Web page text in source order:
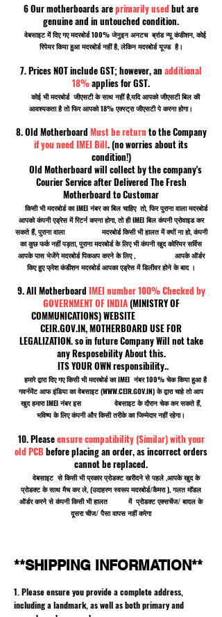
6 Our motherboards areprimarily used but are
genuine and in untouched condition.
वेबसाइट में दिए गए मदरबोर्ड 100% जेनुइन अनटच ब्रांड न्यू कंडीशन, कोई
रिपेयर किया हुआ मदरबोर्ड नहीं है, लेकिन मदरबोर्ड यूज्ड है।
7. Prices NOT include GST; however, an additional
18%applies for GST.
कोई भी मदरबोर्ड जीएसटी के साथ नहीं है,यदि आपको जीएसटी बिल की
आवश्यकता है तो फिर आपको 18% एक्स्ट्रा जीएसटी पे करना होगा।
8. Old Motherboard Must be return to the Company
if you need IMEI Bill. (no worries about its
condition!)
Old Motherboard will collect by the company's
Courier Service after Delivered The Fresh
Motherboard to Customar
किसी भी मदरबोर्ड का IMEI नंबर का बिल चाहिए तो, फिर पुराना वाला मदरबोर्ड
आपको कंपनी एड्रेस में रिटर्न करना होगा, तो ही IMEI बिल कंपनी प्रोवाइड कर
सकते हैं, पुराना वाला मदरबोर्ड किसी भी हालत में क्यों ना हो, कंपनी
का कुछ फर्क नहीं पड़ता, पुराना मदरबोर्ड के लिए भी कंपनी खुद कोरियर सर्विस
आपके पास भेजेंगे मदरबोर्ड पिकअप करने के लिए , आपके ऑर्डर
किए हुए फ्रेश कंडीशन मदरबोर्ड आपका एड्रेस में डिलीवर होने के बाद ।
9. All Motherboard IMEI number 100% Checked by
GOVERNMENT OF INDIA(MINISTRY OF
COMMUNICATIONS) WEBSITE
CEIR.GOV.IN, MOTHERBOARD USE FOR
LEGALIZATION. so in future Company Will not take
any Resposebility About this.
ITS YOUR OWN responsibility..
हमारे द्वारा दिए गए किसी भी मदरबोर्ड का IMEI नंबर 100% चेक किया हुआ है
गवर्नमेंट आफ इंडिया का वेबसाइट (WWW.CEIR.GOV.IN) के द्वारा चाहे तो आप
खुद हमारा IMEI नंबर इस वेबसाइट के दौरान चेक कर सकते हैं,
भविष्य के लिए कंपनी और किसी तरीके का जिम्मेदार नहीं रहेगा।
10. Pleaseensure compatibility (Similar) with your
old PCBbefore placing an order, as incorrect orders
cannot be replaced.
वेबसाइट से किसी भी प्रकार प्रोडक्ट खरीदने से पहले ,आपके खुद के
प्रोडक्ट के साथ मैच कर ले, (उदाहरण स्वरूप मदरबोर्ड/कैमरा ), गलत मॉडल
ऑर्डर करने से कंपनी किसी भी हालत में प्रोडक्ट एक्सचेंज/ बादल के
दूसरा चीज/ पैसा वापस नहीं करेगा
**SHIPPING INFORMATION**
1. Please ensure you provide a complete address,
including a landmark, as well as both primary and